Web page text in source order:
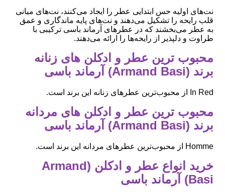
نت‌های اولیه حس ابتدایی عطر را ایجاد می‌کنند، نت‌های میانی
قلب رایحه را تشکیل می‌دهند و نت‌های پایه ماندگاری و عمق
به عطر می‌بخشند که در عطرهای آرماند باسی ترکیبی با
طراوت و دلپذیر از رایحه‌ها را ارائه می‌دهند.
محبوب ‌ترین عطر و ادکلن های زنانه
برند (Armand Basi) آرماند باسی
In Red از محبوب‌ترین عطرهای زنانه این برند است.
محبوب ‌ترین عطر و ادکلن های مردانه
برند (Armand Basi) آرماند باسی
Homme از محبوب‌ترین عطرهای مردانه این برند است.
خرید انواع عطر و ادکلن (Armand
Basi) آرماند باسی